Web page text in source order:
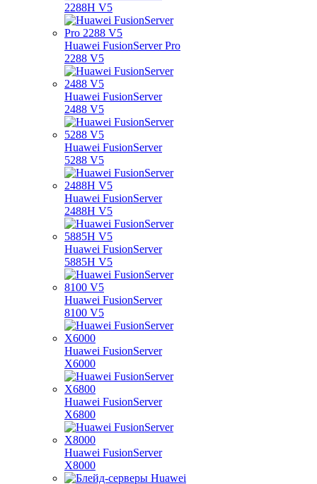
2288H V5
Huawei FusionServer Pro
2288 V5
Huawei FusionServer
2488 V5
Huawei FusionServer
5288 V5
Huawei FusionServer
2488H V5
Huawei FusionServer
5885H V5
Huawei FusionServer
8100 V5
Huawei FusionServer
X6000
Huawei FusionServer
X6800
Huawei FusionServer
X8000